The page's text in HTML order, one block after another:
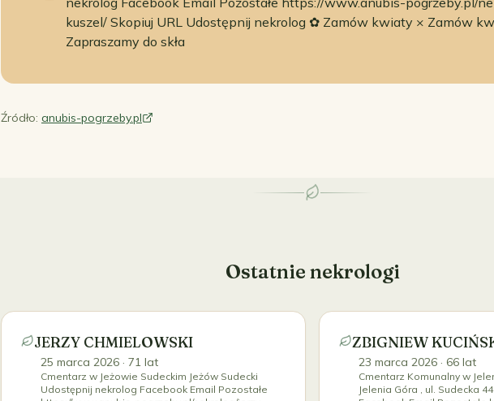
kuszel/ Skopiuj URL Udostępnij nekrolog ✿ Zamów kwiaty × Zamów
Zapraszamy do skła
Źródło: anubis-pogrzeby.pl
Ostatnie nekrologi
JERZY CHMIELOWSKI
25 marca 2026 · 71 lat
Cmentarz w Jeżowie Sudeckim Jeżów Sudecki
Udostępnij nekrolog Facebook Email Pozostałe
ZBIGNIEW
23 marca 2026 · 66 lat
Cmentarz Komunalny w
Jelenia Góra , ul. Sudecka